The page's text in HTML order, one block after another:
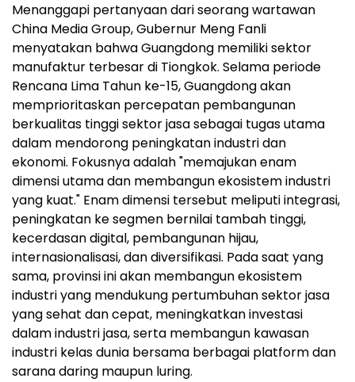
Menanggapi pertanyaan dari seorang wartawan
China Media Group, Gubernur Meng Fanli
menyatakan bahwa Guangdong memiliki sektor
manufaktur terbesar di Tiongkok. Selama periode
Rencana Lima Tahun ke-15, Guangdong akan
memprioritaskan percepatan pembangunan
berkualitas tinggi sektor jasa sebagai tugas utama
dalam mendorong peningkatan industri dan
ekonomi. Fokusnya adalah "memajukan enam
dimensi utama dan membangun ekosistem industri
yang kuat." Enam dimensi tersebut meliputi integrasi,
peningkatan ke segmen bernilai tambah tinggi,
kecerdasan digital, pembangunan hijau,
internasionalisasi, dan diversifikasi. Pada saat yang
sama, provinsi ini akan membangun ekosistem
industri yang mendukung pertumbuhan sektor jasa
yang sehat dan cepat, meningkatkan investasi
dalam industri jasa, serta membangun kawasan
industri kelas dunia bersama berbagai platform dan
sarana daring maupun luring.